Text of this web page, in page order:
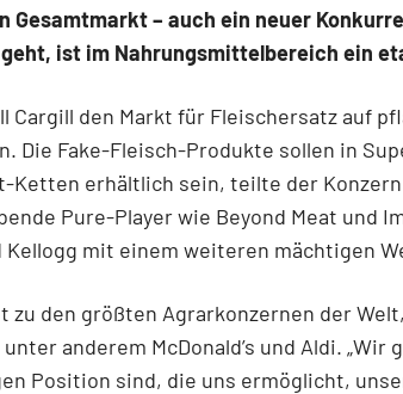
Gesamtmarkt – auch ein neuer
geht, ist im Nahrungsmittelbereich ein
Cargill den Markt für Fleischersatz auf
Die Fake-Fleisch-Produkte sollen in
Ketten erhältlich sein, teilte der
Pure-Player wie Beyond Meat und
Kellogg mit einem weiteren mächtigen
zu den größten Agrarkonzernen der
anderem McDonald’s und Aldi. „Wir
Position sind, die uns ermöglicht,